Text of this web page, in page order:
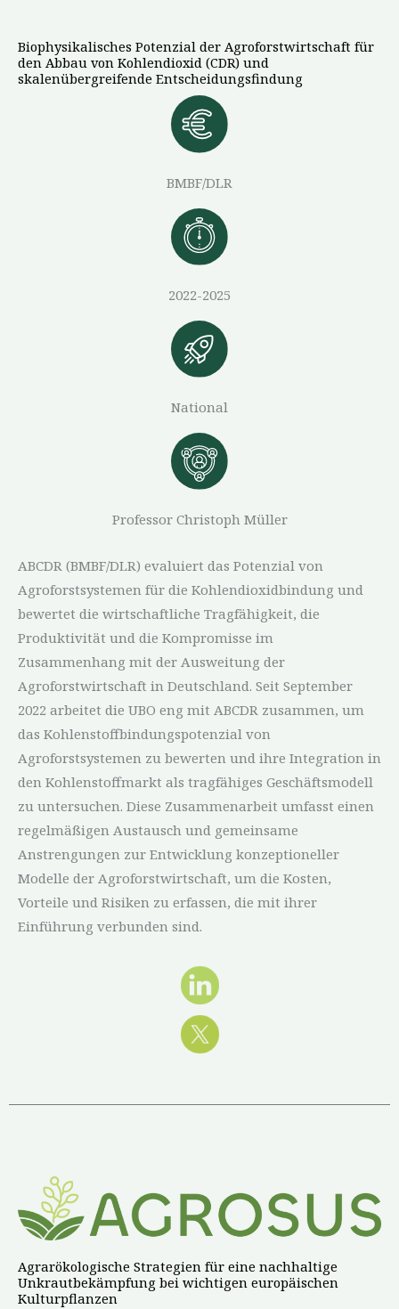
Biophysikalisches Potenzial der Agroforstwirtschaft für
den Abbau von Kohlendioxid (CDR) und
skalenübergreifende Entscheidungsfindung
BMBF/DLR
2022-2025
National
Professor Christoph Müller
ABCDR (BMBF/DLR) evaluiert das Potenzial von
Agroforstsystemen für die Kohlendioxidbindung und
bewertet die wirtschaftliche Tragfähigkeit, die
Produktivität und die Kompromisse im
Zusammenhang mit der Ausweitung der
Agroforstwirtschaft in Deutschland. Seit September
2022 arbeitet die UBO eng mit ABCDR zusammen, um
das Kohlenstoffbindungspotenzial von
Agroforstsystemen zu bewerten und ihre Integration in
den Kohlenstoffmarkt als tragfähiges Geschäftsmodell
zu untersuchen. Diese Zusammenarbeit umfasst einen
regelmäßigen Austausch und gemeinsame
Anstrengungen zur Entwicklung konzeptioneller
Modelle der Agroforstwirtschaft, um die Kosten,
Vorteile und Risiken zu erfassen, die mit ihrer
Einführung verbunden sind.
Agrarökologische Strategien für eine nachhaltige
Unkrautbekämpfung bei wichtigen europäischen
Kulturpflanzen